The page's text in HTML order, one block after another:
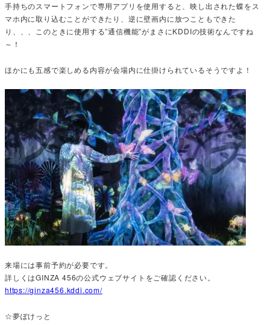
手持ちのスマートフォンで専用アプリを使用すると、映し出された蝶をス
マホ内に取り込むことができたり、逆に壁画内に放つこともできた
り、、、このときに使用する”通信機能”がまさにKDDIの技術なんですね
～！
ほかにも五感で楽しめる内容が会場内に仕掛けられているそうですよ！
来場には事前予約が必要です。
詳しくはGINZA 456の公式ウェブサイトをご確認ください。
https://ginza456.kddi.com/
☆夢ぽけっと